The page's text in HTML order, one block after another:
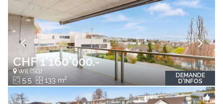
CHF 1'160'000.-
Wil (SG)
5.5 133 m2
DEMANDE
D'INFOS